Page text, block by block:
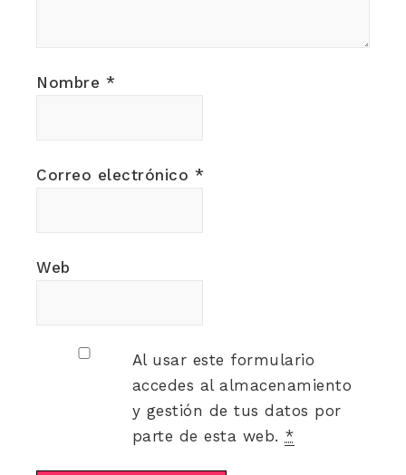
Nombre *
Correo electrónico *
Web
Al usar este formulario
accedes al almacenamiento
y gestión de tus datos por
parte de esta web. *